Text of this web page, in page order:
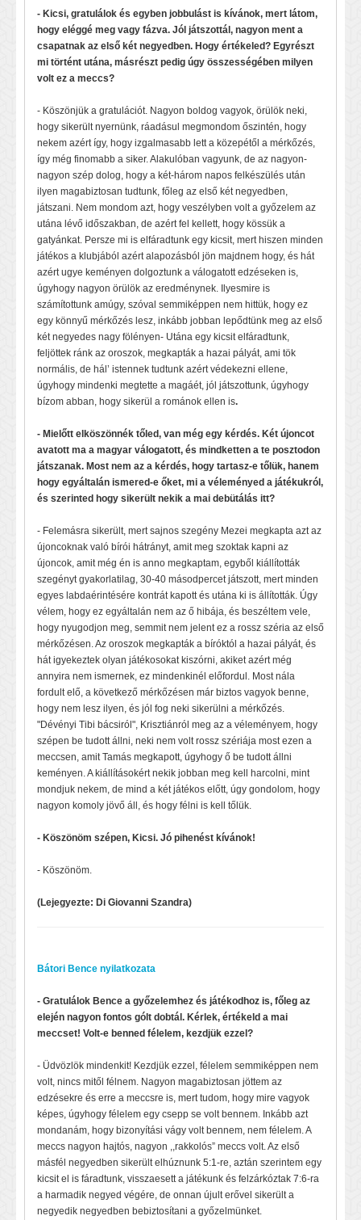
- Kicsi, gratulálok és egyben jobbulást is kívánok, mert látom,
hogy eléggé meg vagy fázva. Jól játszottál, nagyon ment a
csapatnak az első két negyedben. Hogy értékeled? Egyrészt
mi történt utána, másrészt pedig úgy összességében milyen
volt ez a meccs?
- Köszönjük a gratulációt. Nagyon boldog vagyok, örülök neki,
hogy sikerült nyernünk, ráadásul megmondom őszintén, hogy
nekem azért így, hogy izgalmasabb lett a közepétől a mérkőzés,
így még finomabb a siker. Alakulóban vagyunk, de az nagyon-
nagyon szép dolog, hogy a két-három napos felkészülés után
ilyen magabiztosan tudtunk, főleg az első két negyedben,
játszani. Nem mondom azt, hogy veszélyben volt a győzelem az
utána lévő időszakban, de azért fel kellett, hogy kössük a
gatyánkat. Persze mi is elfáradtunk egy kicsit, mert hiszen minden
játékos a klubjából azért alapozásból jön majdnem hogy, és hát
azért ugye keményen dolgoztunk a válogatott edzéseken is,
úgyhogy nagyon örülök az eredménynek. Ilyesmire is
számítottunk amúgy, szóval semmiképpen nem hittük, hogy ez
egy könnyű mérkőzés lesz, inkább jobban lepődtünk meg az első
két negyedes nagy fölényen- Utána egy kicsit elfáradtunk,
feljöttek ránk az oroszok, megkapták a hazai pályát, ami tök
normális, de hál’ istennek tudtunk azért védekezni ellene,
úgyhogy mindenki megtette a magáét, jól játszottunk, úgyhogy
bízom abban, hogy sikerül a románok ellen is.
- Mielőtt elköszönnék tőled, van még egy kérdés. Két újoncot
avatott ma a magyar válogatott, és mindketten a te posztodon
játszanak. Most nem az a kérdés, hogy tartasz-e tőlük, hanem
hogy egyáltalán ismered-e őket, mi a véleményed a játékukról,
és szerinted hogy sikerült nekik a mai debütálás itt?
- Felemásra sikerült, mert sajnos szegény Mezei megkapta azt az
újoncoknak való bírói hátrányt, amit meg szoktak kapni az
újoncok, amit még én is anno megkaptam, egyből kiállították
szegényt gyakorlatilag, 30-40 másodpercet játszott, mert minden
egyes labdaérintésére kontrát kapott és utána ki is állították. Úgy
vélem, hogy ez egyáltalán nem az ő hibája, és beszéltem vele,
hogy nyugodjon meg, semmit nem jelent ez a rossz széria az első
mérkőzésen. Az oroszok megkapták a bíróktól a hazai pályát, és
hát igyekeztek olyan játékosokat kiszórni, akiket azért még
annyira nem ismernek, ez mindenkinél előfordul. Most nála
fordult elő, a következő mérkőzésen már biztos vagyok benne,
hogy nem lesz ilyen, és jól fog neki sikerülni a mérkőzés.
"Dévényi Tibi bácsiról", Krisztiánról meg az a véleményem, hogy
szépen be tudott állni, neki nem volt rossz szériája most ezen a
meccsen, amit Tamás megkapott, úgyhogy ő be tudott állni
keményen. A kiállításokért nekik jobban meg kell harcolni, mint
mondjuk nekem, de mind a két játékos előtt, úgy gondolom, hogy
nagyon komoly jövő áll, és hogy félni is kell tőlük.
- Köszönöm szépen, Kicsi. Jó pihenést kívánok!
- Köszönöm.
(Lejegyezte: Di Giovanni Szandra)
Bátori Bence nyilatkozata
- Gratulálok Bence a győzelemhez és játékodhoz is, főleg az
elején nagyon fontos gólt dobtál. Kérlek, értékeld a mai
meccset! Volt-e benned félelem, kezdjük ezzel?
- Üdvözlök mindenkit! Kezdjük ezzel, félelem semmiképpen nem
volt, nincs mitől félnem. Nagyon magabiztosan jöttem az
edzésekre és erre a meccsre is, mert tudom, hogy mire vagyok
képes, úgyhogy félelem egy csepp se volt bennem. Inkább azt
mondanám, hogy bizonyítási vágy volt bennem, nem félelem. A
meccs nagyon hajtós, nagyon ,,rakkolós” meccs volt. Az első
másfél negyedben sikerült elhúznunk 5:1-re, aztán szerintem egy
kicsit el is fáradtunk, visszaesett a játékunk és felzárkóztak 7:6-ra
a harmadik negyed végére, de onnan újult erővel sikerült a
negyedik negyedben bebiztosítani a győzelmünket.